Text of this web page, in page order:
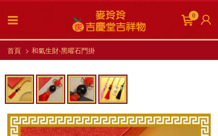
0
首頁 和氣生財‧黑曜石門掛